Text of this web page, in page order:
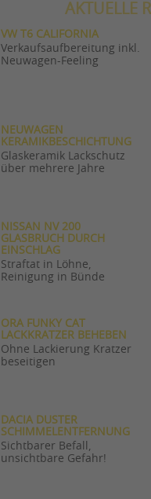
AKTUELLE
VW T6 CALIFORNIA
Verkaufsaufbereitung inkl.
Neuwagen-Feeling
NEUWAGEN
KERAMIKBESCHICHTUNG
Glaskeramik Lackschutz
über mehrere Jahre
NISSAN NV 200
GLASBRUCH DURCH
EINSCHLAG
Straftat in Löhne,
Reinigung in Bünde
ORA FUNKY CAT
LACKKRATZER BEHEBEN
Ohne Lackierung Kratzer
beseitigen
DACIA DUSTER
SCHIMMELENTFERNUNG
Sichtbarer Befall,
unsichtbare Gefahr!